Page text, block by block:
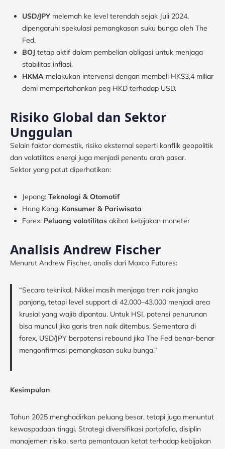
USD/JPY melemah ke level terendah sejak Juli 2024,
dipengaruhi spekulasi pemangkasan suku bunga oleh The
Fed.
BOJ tetap aktif dalam pembelian obligasi untuk menjaga
stabilitas inflasi.
HKMA melakukan intervensi dengan membeli HK$3,4 miliar
demi mempertahankan peg HKD terhadap USD.
Risiko Global dan Sektor
Unggulan
Selain faktor domestik, risiko eksternal seperti konflik geopolitik
dan volatilitas energi juga menjadi penentu arah pasar.
Sektor yang patut diperhatikan:
Jepang: Teknologi & Otomotif
Hong Kong: Konsumer & Pariwisata
Forex: Peluang volatilitas akibat kebijakan moneter
Analisis Andrew Fischer
Menurut Andrew Fischer, analis dari Maxco Futures:
“Secara teknikal, Nikkei masih menjaga tren naik jangka
panjang, tetapi level support di 42.000–43.000 menjadi area
krusial yang wajib dipantau. Untuk HSI, potensi penurunan
bisa muncul jika garis tren naik ditembus. Sementara di
forex, USD/JPY berpotensi rebound jika The Fed benar-benar
mengonfirmasi pemangkasan suku bunga.”
Kesimpulan
Tahun 2025 menghadirkan peluang besar, tetapi juga menuntut
kewaspadaan tinggi. Strategi diversifikasi portofolio, disiplin
manajemen risiko, serta pemantauan ketat terhadap kebijakan